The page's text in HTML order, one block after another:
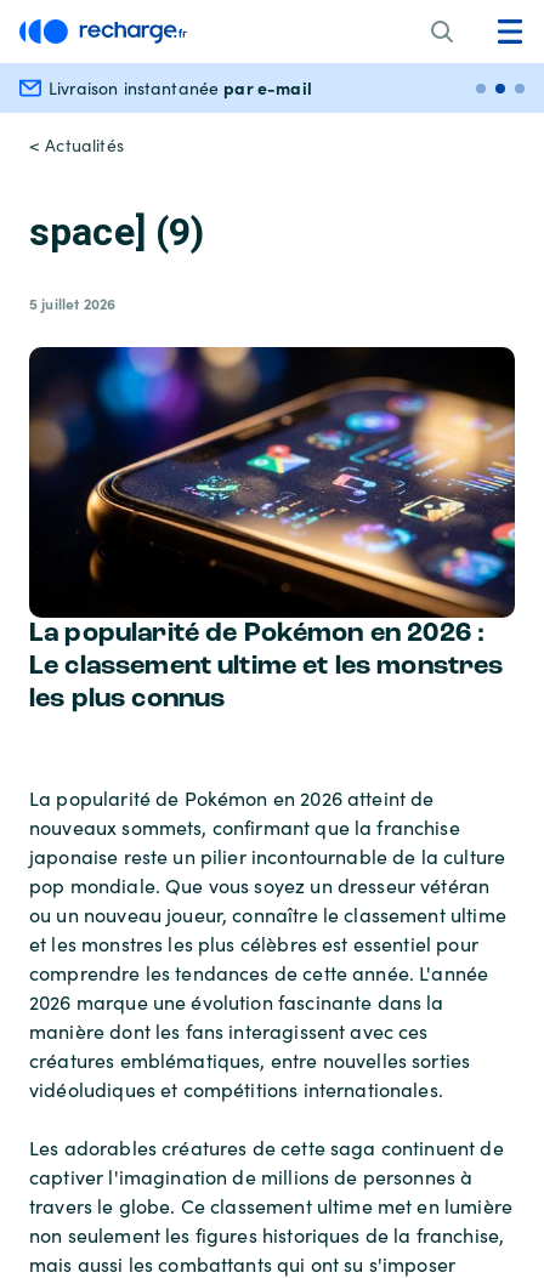
Livraison instantanée par e-mail
< Actualités
space] (9)
5 juillet 2026
La popularité de Pokémon en 2026 :
Le classement ultime et les monstres
les plus connus
La popularité de Pokémon en 2026 atteint de
nouveaux sommets, confirmant que la franchise
japonaise reste un pilier incontournable de la culture
pop mondiale. Que vous soyez un dresseur vétéran
ou un nouveau joueur, connaître le classement ultime
et les monstres les plus célèbres est essentiel pour
comprendre les tendances de cette année. L'année
2026 marque une évolution fascinante dans la
manière dont les fans interagissent avec ces
créatures emblématiques, entre nouvelles sorties
vidéoludiques et compétitions internationales.
Les adorables créatures de cette saga continuent de
captiver l'imagination de millions de personnes à
travers le globe. Ce classement ultime met en lumière
non seulement les figures historiques de la franchise,
mais aussi les combattants qui ont su s'imposer